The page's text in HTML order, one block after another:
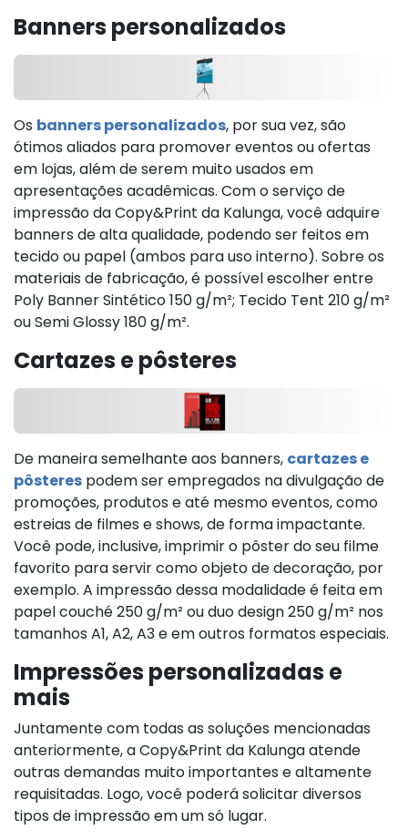
Banners personalizados
Os banners personalizados, por sua vez, são
ótimos aliados para promover eventos ou ofertas
em lojas, além de serem muito usados em
apresentações acadêmicas. Com o serviço de
impressão da Copy&Print da Kalunga, você adquire
banners de alta qualidade, podendo ser feitos em
tecido ou papel (ambos para uso interno). Sobre os
materiais de fabricação, é possível escolher entre
Poly Banner Sintético 150 g/m²; Tecido Tent 210 g/m²
ou Semi Glossy 180 g/m².
Cartazes e pôsteres
De maneira semelhante aos banners, cartazes e
pôsteres podem ser empregados na divulgação de
promoções, produtos e até mesmo eventos, como
estreias de filmes e shows, de forma impactante.
Você pode, inclusive, imprimir o pôster do seu filme
favorito para servir como objeto de decoração, por
exemplo. A impressão dessa modalidade é feita em
papel couché 250 g/m² ou duo design 250 g/m² nos
tamanhos A1, A2, A3 e em outros formatos especiais.
Impressões personalizadas e
mais
Juntamente com todas as soluções mencionadas
anteriormente, a Copy&Print da Kalunga atende
outras demandas muito importantes e altamente
requisitadas. Logo, você poderá solicitar diversos
tipos de impressão em um só lugar.